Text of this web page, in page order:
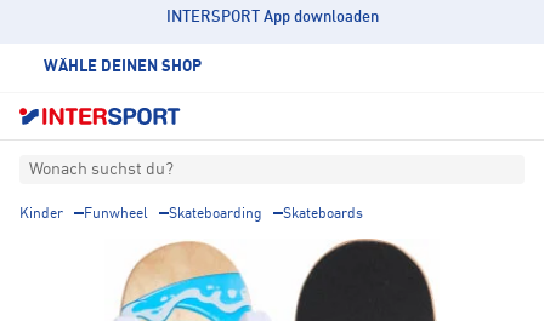
INTERSPORT App downloaden
WÄHLE DEINEN SHOP
Wonach suchst du?
Kinder Funwheel Skateboarding Skateboards